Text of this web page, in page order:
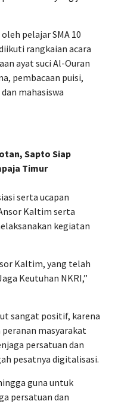
pelajar SMA 10
rangkaian acara
ayat suci Al-Ouran
pembacaan puisi,
mahasiswa
Sapto Siap
Timur
serta ucapan
Kaltim serta
kegiatan
Kaltim, yang telah
Keutuhan NKRI,”
sangat positif, karena
masyarakat
persatuan dan
pesatnya digitalisasi.
guna untuk
persatuan dan